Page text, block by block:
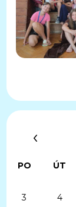
PO ÚT
3
4